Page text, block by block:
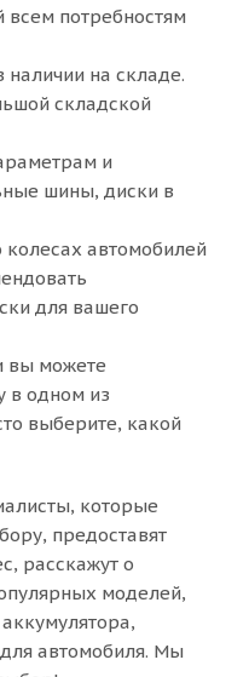
всем потребностям
на складе.
складской
и
шины, диски в
автомобилей
для вашего
вы можете
в одном из
выберите, какой
которые
предоставят
расскажут о
моделей,
автомобиля. Мы